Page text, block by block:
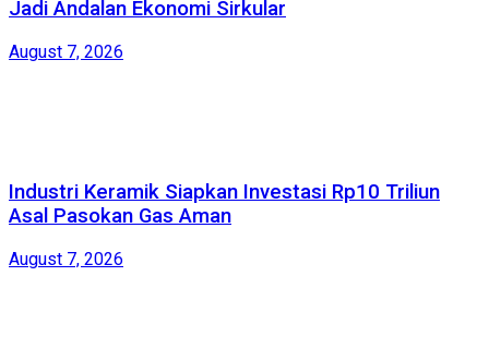
Jadi Andalan Ekonomi Sirkular
August 7, 2026
Industri Keramik Siapkan Investasi Rp10 Triliun
Asal Pasokan Gas Aman
August 7, 2026